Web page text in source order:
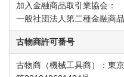
加入金融商品取引業協会：
一般社団法人第二種金融商
古物商許可番号
古物商（機械工具商）：東